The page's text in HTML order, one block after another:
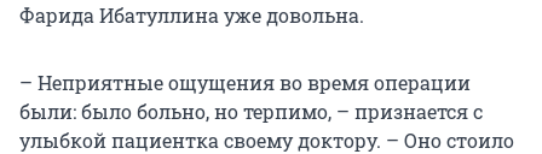
Фарида Ибатуллина уже довольна.
– Неприятные ощущения во время операции
были: было больно, но терпимо, – признается с
улыбкой пациентка своему доктору. – Оно стоило